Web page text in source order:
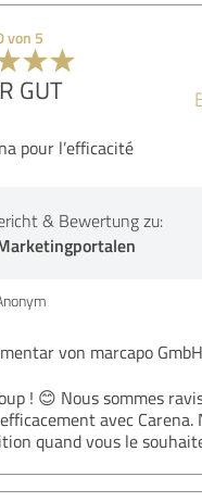
von 5
GUT
pour l’efficacité
& Bewertung zu:
von marcapo
! 😊 Nous sommes
avec Carena.
quand vous le